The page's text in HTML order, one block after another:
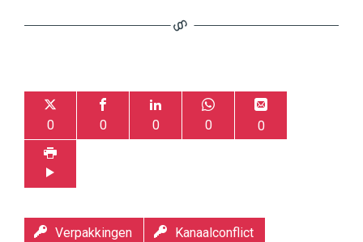
0 0 0 0 0
Verpakkingen Kanaalconflict